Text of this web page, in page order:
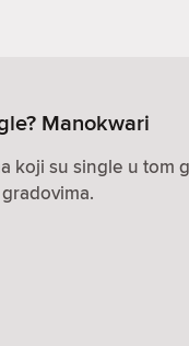
Manokwari
koji su single u tom